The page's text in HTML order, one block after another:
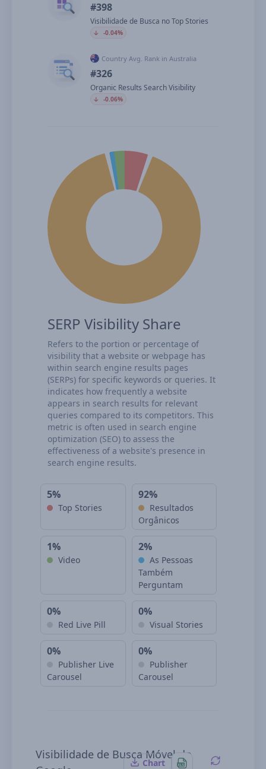
#398
Visibilidade de Busca no Top Stories
🡣 -0.04%
Country Avg. Rank in Australia
#326
Organic Results Search Visibility
🡣 -0.06%
SERP Visibility Share
Refers to the portion or percentage of
visibility that a website or webpage has
within search engine results pages
(SERPs) for specific keywords or queries. It
indicates how frequently a website
appears in search results for relevant
queries compared to its competitors. This
metric is often used in search engine
optimization (SEO) to assess the
effectiveness of a website's presence in
search engine results.
5%
Top Stories
92%
Resultados
Orgânicos
1%
Video
2%
As Pessoas
Também
Perguntam
0%
Red Live Pill
0%
Visual Stories
0%
Publisher Live
Carousel
0%
Publisher
Carousel
Visibilidade de Busca Móvel do
Chart